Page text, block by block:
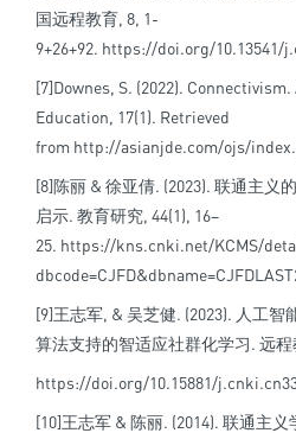
国远程教育, 8, 1-
9+26+92. https://doi.org/10.13541/
[7]Downes, S. (2022).
Education, 17(1). Retrieved
from http://asianjde.com/ojs/
[8]陈丽 & 徐亚倩. (2023). 联通主义
启示. 教育研究, 44(1), 16–
25. https://kns.cnki.net/KCMS/
[9]王志军, & 吴芝健. (2023). 人工
算法支持的智适应社群化学习. 远程
https://doi.org/10.15881/
[10]王志军 & 陈丽. (2014). 联通主